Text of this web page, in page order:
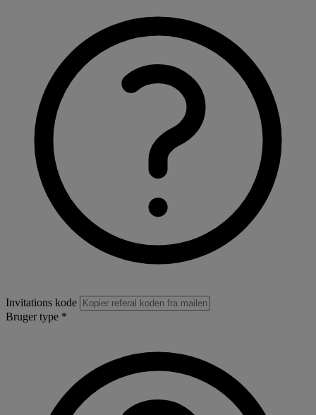
Invitations kode
Bruger type *